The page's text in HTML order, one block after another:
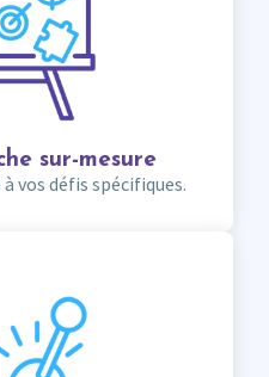
sur-mesure
vos défis spécifiques.